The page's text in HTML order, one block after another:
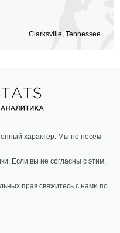
Clarksville, Tennessee.
характер. Мы не несем
Если вы не согласны с этим,
прав свяжитесь с нами по